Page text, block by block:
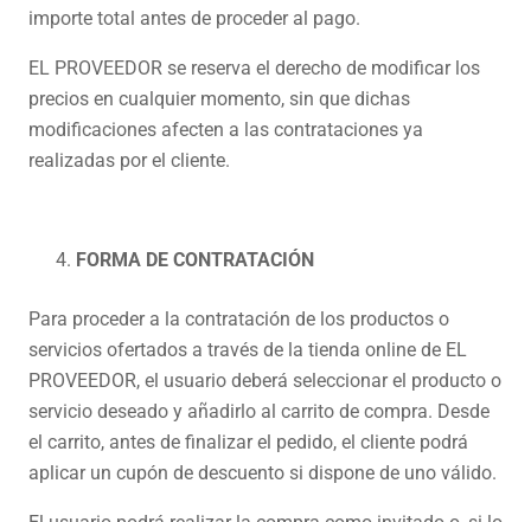
importe total antes de proceder al pago.
EL PROVEEDOR se reserva el derecho de modificar los
precios en cualquier momento, sin que dichas
modificaciones afecten a las contrataciones ya
realizadas por el cliente.
FORMA DE CONTRATACIÓN
Para proceder a la contratación de los productos o
servicios ofertados a través de la tienda online de EL
PROVEEDOR, el usuario deberá seleccionar el producto o
servicio deseado y añadirlo al carrito de compra. Desde
el carrito, antes de finalizar el pedido, el cliente podrá
aplicar un cupón de descuento si dispone de uno válido.